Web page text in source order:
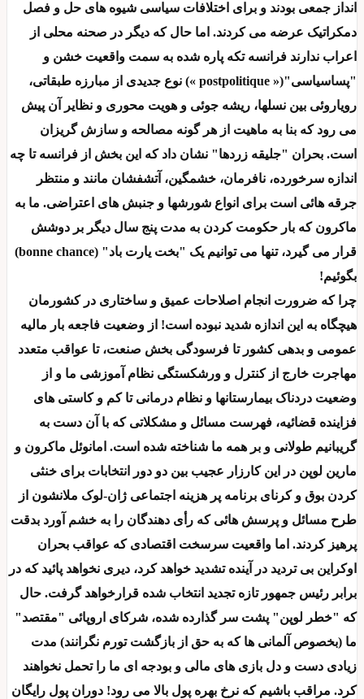
انداز جمعی بودند و برای اختلافات سیاسی شیوه های حل و فصل
دمکراتیک عرضه می کردند. اما حال که دیگر در صحنه محلی از
اعراب ندارند فرانسه تکه پاره شده به سمت واقعیت خشن و
"پساسیاسی"(« postpolitique ») نوع جدیدی از مبارزه طبقاتی،
رویاروئی بین نسلها، ریشه جوئی و هویت محوری و نظایر آن پیش
می رود که بنا به ماهیت از هر گونه مصالحه و سازش گریزان
است. بحران "جلیقه زردها" نشان داد که این بخش از فرانسه تا چه
اندازه سرخورده، نافرمان، خشمگین، آتشفشان مانند و منتظر
جرقه هائی است برای انواع شورشها و جنبش های اعتراضی. ما به
ماکرون که بار حکومت کردن به مدت پنج سال دیگر بر دوشش
قرار می گیرد، تنها می توانیم یک "بخت یارت باد" (bonne chance)
بگوئیم!
چرا که ضرورت انجام اصلاحات عمیق و ساختاری در کشورمان
هیچگاه به این اندازه شدید نبوده است! از وضعیت فاجعه بار مالیه
عمومی و بدهی کشور تا فرسودگی بخش صنعت، تا عواقب متعدد
مهاجرت خارج از کنترل و ورشکستگی نظام آموزشی ما و از
وضعیت دردناک بیمارستانها و نظام درمانی تا کم و کاستی های
فزاینده قضائیه، فهرست مسائل و مشکلاتی که با آن دست به
گریبانیم طولانی و بر همه ما شناخته شده است. امانوئل ماکرون و
مارین لوپن در این کارزار عجیب بین دو دور انتخابات برای خنثی
کردن بوق و کرنای برنامه پر هزینه اجتماعی ژان-لوک ملانشون از
طرح مسائل و پرسش هائی که رأی دهندگان را به خشم آورد بدقت
پرهیز کردند. اما واقعیت سرسخت اقتصادی که عواقب بحران
اوکراین بی تردید در آینده تشدید خواهد کرد، دیری نخواهد پائید که در
برابر رئیس جمهور تازه تجدید انتخاب شده قرارخواهد گرفت. حال
که "خطر لوپن" پشت سر گذارده شده، شرکای اروپائی "مقتصد"
ما (بخصوص آلمانی ها که به حق از بازگشت تورم نگرانند) مدت
زیادی دست و دل بازی های مالی و بودجه ای ما را تحمل نخواهند
کرد. مراقب باشیم که نرخ بهره پول بالا می رود! دوران پول رایگان